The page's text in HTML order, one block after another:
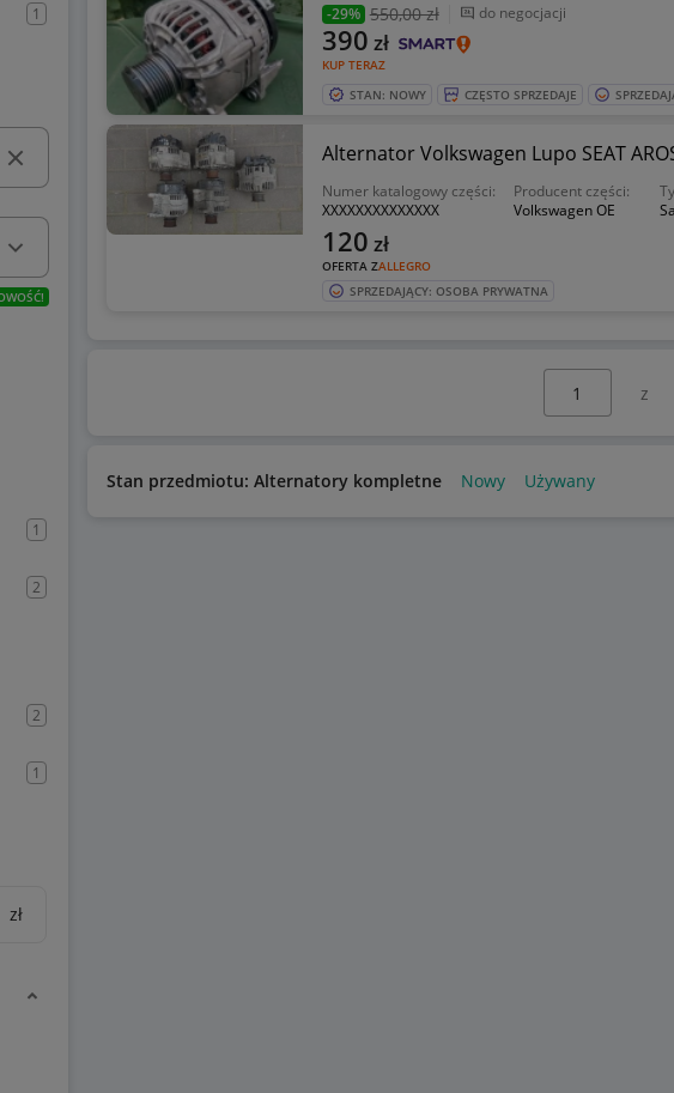
1
1
2
2
1
zł
-29% 550,00 zł do negocjacji
KUP TERAZ
390 zł
STAN: NOWY CZĘSTO SPRZEDAJE
Alternator Volkswagen Lupo SEAT
Numer katalogowy części:
XXXXXXXXXXXXXX
Producent części:
Volkswagen OE
OFERTA ZALLEGRO
120 zł
SPRZEDAJĄCY: OSOBA PRYWATNA
z
Stan przedmiotu: Alternatory kompletne Nowy Używany